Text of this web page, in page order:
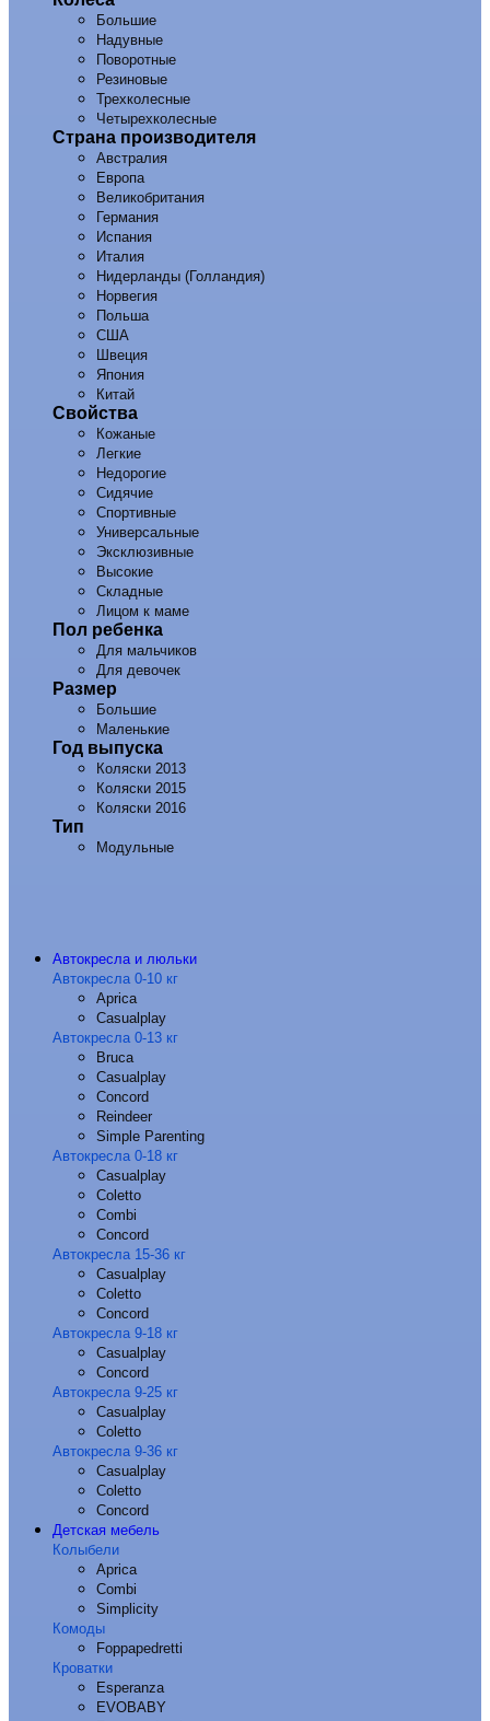
Большие
Надувные
Поворотные
Резиновые
Трехколесные
Четырехколесные
Страна производителя
Австралия
Европа
Великобритания
Германия
Испания
Италия
Нидерланды (Голландия)
Норвегия
Польша
США
Швеция
Япония
Китай
Свойства
Кожаные
Легкие
Недорогие
Сидячие
Спортивные
Универсальные
Эксклюзивные
Высокие
Складные
Лицом к маме
Пол ребенка
Для мальчиков
Для девочек
Размер
Большие
Маленькие
Год выпуска
Коляски 2013
Коляски 2015
Коляски 2016
Тип
Модульные
Автокресла и люльки
Автокресла 0-10 кг
Aprica
Casualplay
Автокресла 0-13 кг
Bruca
Casualplay
Concord
Reindeer
Simple Parenting
Автокресла 0-18 кг
Casualplay
Coletto
Combi
Concord
Автокресла 15-36 кг
Casualplay
Coletto
Concord
Автокресла 9-18 кг
Casualplay
Concord
Автокресла 9-25 кг
Casualplay
Coletto
Автокресла 9-36 кг
Casualplay
Coletto
Concord
Детская мебель
Колыбели
Aprica
Combi
Simplicity
Комоды
Foppapedretti
Кроватки
Esperanza
EVOBABY